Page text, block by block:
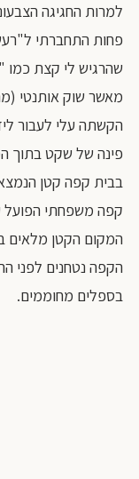
למרות החגיגה
פחות התחברתי
שהרגיש לי קצת כמו
מאשר שוק אותנטי
הקשתה עלי לעבור
פינה של שקט בתוך
בבית קפה קטן
קפה משפחתי הפועל
המקום הקטן מלאים
הקפה נטחנים לפני
בספלים מחוממים.